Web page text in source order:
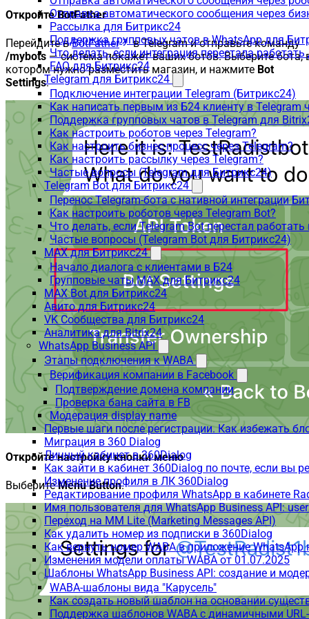
Отправка автоматического сообщения через
Рассылка для Битрикс24
Поддержка групповых чатов в WhatsApp для
Что делать, если интеграция перестала
FAQ для Битрикс24
Telegram для Битрикс24
Подключение интеграции Telegram (Битрикс24)
Как написать первым из Б24 клиенту в Telegram
Поддержка групповых чатов в Telegram для
Как настроить роботов через Telegram?
Как настроить бизнес-процесс через Telegram?
Как настроить рассылку через Telegram?
Частые вопросы (Telegram для Битрикс24)
Telegram Bot для Битрикс24
Перенос Telegram-бота с нативной интеграции
Как настроить роботов через Telegram Bot?
Что делать, если Telegram Bot перестал
Частые вопросы (Telegram Bot для Битрикс24)
MAX для Битрикс24
Начало диалога с клиентами в Б24
Групповые чаты MAX для Битрикс24
MAX Bot для Битрикс24
Авито для Битрикс24
VK Сообщества для Битрикс24
Аналитика для Bitrix24
WhatsApp Business API
Этапы подключения к WABA
Верификация компании в Facebook
Подтверждение домена компании
Проверка бана сайта в FB
Модерация display name
Первые шаги после регистрации. Как избежать
Миграция в 360 Dialog
Личный кабинет в 360Dialog
Как зайти в кабинет 360Dialog по почте, если вы
Изменение профиля в ЛК 360Dialog
Редактирование профиля WhatsApp в кабинете
Имя пользователя для WhatsApp Business API:
Переход на MM Lite (Marketing Messages API)
Как удалить номер из подписки в 360Dialog
Как вернуть номер WABA в приложение WhatsApp
Изменения модели оплаты WABA от 01.07.2025
Шаблоны WhatsApp Business API: создание и
WABA-шаблоны вида "Карусель"
Как создать новый шаблон на основании
Поддержка шаблонов WABA с динамичными
Откройте BotFather
Перейдите вBotFather
в Telegram и отправьте команду
/mybots — система покажет ваших ботов. Выберите бота,
котором нужно разместить магазин, и нажмите Bot
Settings.
Откройте настройку кнопки меню
ВыберитеMenu Button.